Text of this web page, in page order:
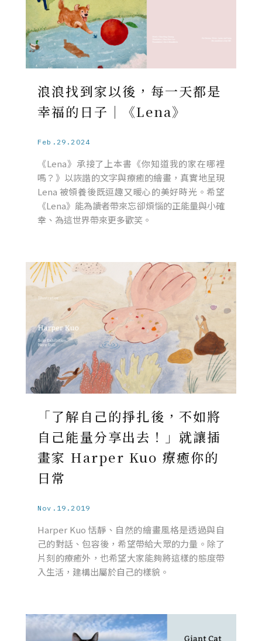
浪浪找到家以後，每一天都是
幸福的日子｜《Lena》
Feb.29.2024
《Lena》承接了上本書《你知道我的家在哪裡
嗎？》以詼諧的文字與療癒的繪畫，真實地呈現
Lena 被領養後既逗趣又暖心的美好時光。希望
《Lena》能為讀者帶來忘卻煩惱的正能量與小確
幸、為這世界帶來更多歡笑。
「了解自己的掙扎後，不如將
自己能量分享出去！」就讓插
畫家 Harper Kuo 療癒你的
日常
Nov.19.2019
Harper Kuo 恬靜、自然的繪畫風格是透過與自
己的對話、包容後，希望帶給大眾的力量。除了
片刻的療癒外，也希望大家能夠將這樣的態度帶
入生活，建構出屬於自己的樣貌。